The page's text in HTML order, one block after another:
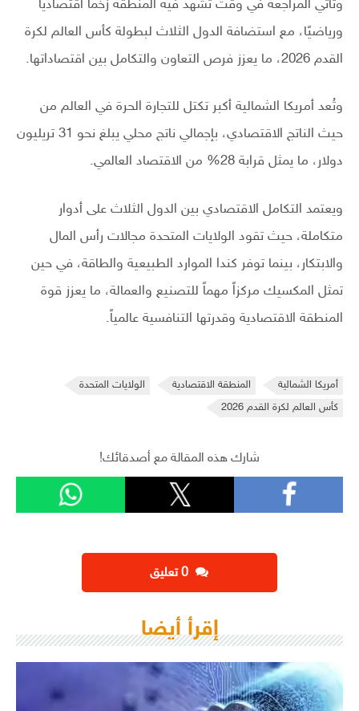
وتأتي المراجعة في وقت تشهد فيه المنطقة زخماً اقتصادياً
ورياضيًا، مع استضافة الدول الثلاث لبطولة كأس العالم لكرة
القدم 2026، ما يعزز فرص التعاون والتكامل بين اقتصاداتها.
وتُعد أمريكا الشمالية أكبر تكتل للتجارة الحرة في العالم من
حيث الناتج الاقتصادي، بإجمالي ناتج محلي يبلغ نحو 31 تريليون
دولار، ما يمثل قرابة 28% من الاقتصاد العالمي.
ويعتمد التكامل الاقتصادي بين الدول الثلاث على أدوار
متكاملة، حيث تقود الولايات المتحدة مجالات رأس المال
والابتكار، بينما توفر كندا الموارد الطبيعية والطاقة، في حين
تمثل المكسيك مركزاً مهماً للتصنيع والعمالة، ما يعزز قوة
المنطقة الاقتصادية وقدرتها التنافسية عالمياً.
أمريكا الشمالية المنطقة الاقتصادية
الولايات المتحدة
كأس العالم لكرة القدم 2026
شارك هذه المقالة مع أصدقائك!
إقرأ أيضا